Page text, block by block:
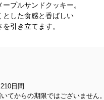
プルサンドクッキー。
とした食感と香ばしい
引き立てます。
日間
の期限ではございません。